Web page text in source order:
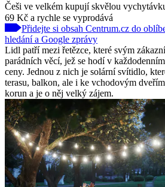
Češi ve velkém kupují skvělou
69 Kč a rychle se vyprodává
Přidejte si obsah Centrum.cz do
hledání a Google zprávy
Lidl patří mezi řetězce, které svým
parádních věcí, jež se hodí v
ceny. Jednou z nich je solární svítidlo,
terasu, balkon, ale i ke vchodovým
korun a je o něj velký zájem.